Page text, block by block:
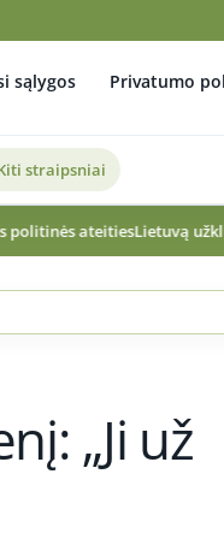
sąlygos Privatumo
straipsniai
užklups pietietiško karščio
„Ji už